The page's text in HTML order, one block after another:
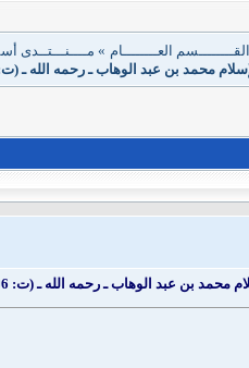
القــــــــسم العــــــــام »
محمد بن عبد الوهاب ـ رحمه الله ـ (ت:
بن عبد الوهاب ـ رحمه الله ـ (ت: 1206هـ)